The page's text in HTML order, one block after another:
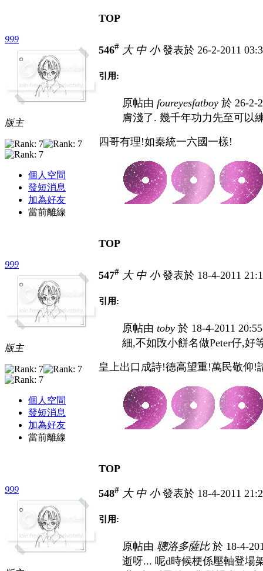
TOP
999
版主
個人空間
發短消息
加為好友
當前離線
546# 大 中 小發表於 26-2-2011
引用:
原帖由 foureyesfatboy 於 26-2-
膚淺了. 幾千年功力先至可以
四哥有理!如秦統一六國一樣!
TOP
999
版主
個人空間
發短消息
加為好友
當前離線
547# 大 中 小發表於 18-4-2011
引用:
原帖由 toby 於 18-4-2011
細,不如攺小餅名做Peter仔,好
皇上出口成詩!德高望重!萬民敬仰!
TOP
999 548# 大 中 小發表於 18-4-2011
引用:
原帖由 聰洛多薩比於 18-4-
逝呀... 呢d時候梗係壓軸登場